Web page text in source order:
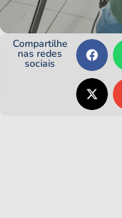
Compartilhe
nas redes
sociais